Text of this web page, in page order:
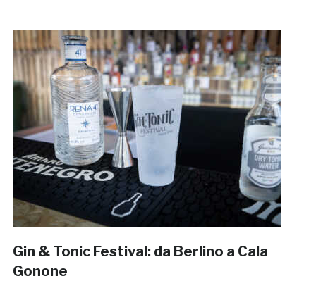
Gin & Tonic Festival: da Berlino a Cala
Gonone